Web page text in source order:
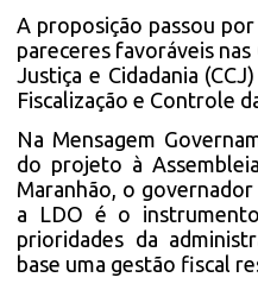
A proposição passou
pareceres favoráveis
Justiça e Cidadania
Fiscalização e Controle
Na Mensagem
do projeto à
Maranhão, o
a LDO é o
prioridades da
base uma gestão fiscal